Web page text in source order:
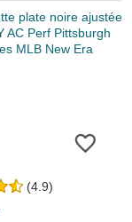
(4.9)